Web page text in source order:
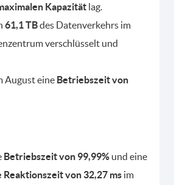
Kapazität lag.
61,1 TBdes Datenverkehrs im
verschlüsselt und
August eine Betriebszeit von
Betriebszeit von 99,99% und eine
von 32,27 ms im